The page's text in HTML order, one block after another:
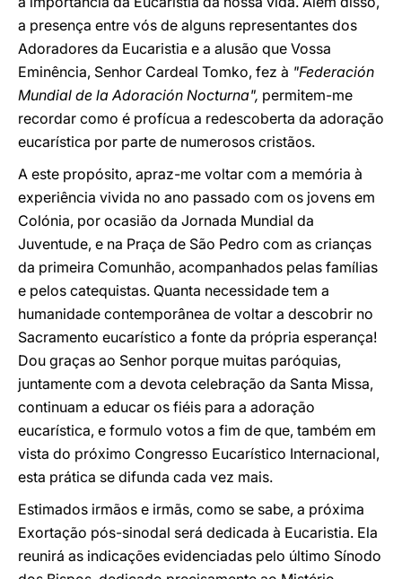
a presença entre vós de alguns representantes dos
Adoradores da Eucaristia e a alusão que Vossa
Eminência, Senhor Cardeal Tomko, fez à "Federación
Mundial de la Adoración Nocturna", permitem-me
recordar como é profícua a redescoberta da adoração
eucarística por parte de numerosos cristãos.
A este propósito, apraz-me voltar com a memória à
experiência vivida no ano passado com os jovens em
Colónia, por ocasião da Jornada Mundial da
Juventude, e na Praça de São Pedro com as crianças
da primeira Comunhão, acompanhados pelas famílias
e pelos catequistas. Quanta necessidade tem a
humanidade contemporânea de voltar a descobrir no
Sacramento eucarístico a fonte da própria esperança!
Dou graças ao Senhor porque muitas paróquias,
juntamente com a devota celebração da Santa Missa,
continuam a educar os fiéis para a adoração
eucarística, e formulo votos a fim de que, também em
vista do próximo Congresso Eucarístico Internacional,
esta prática se difunda cada vez mais.
Estimados irmãos e irmãs, como se sabe, a próxima
Exortação pós-sinodal será dedicada à Eucaristia. Ela
reunirá as indicações evidenciadas pelo último Sínodo